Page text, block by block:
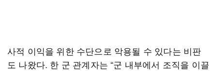
사적 이익을 위한 수단으로 악용될 수 있다는 비판
도 나왔다. 한 군 관계자는 “군 내부에서 조직을 이끌